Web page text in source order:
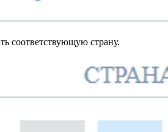
соответствующую страну.